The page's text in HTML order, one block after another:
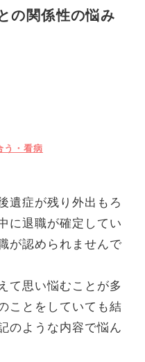
の関係性の悩み
う・看病
遺症が残り外出もろ
に退職が確定してい
が認められませんで
て思い悩むことが多
ことをしていても結
のような内容で悩ん